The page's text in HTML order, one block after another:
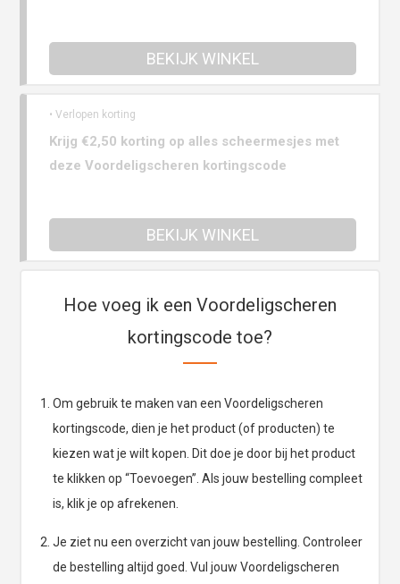
BEKIJK WINKEL
• Verlopen korting
Krijg €2,50 korting op alles scheermesjes met
deze Voordeligscheren kortingscode
BEKIJK WINKEL
Hoe voeg ik een Voordeligscheren
kortingscode toe?
Om gebruik te maken van een Voordeligscheren
kortingscode, dien je het product (of producten) te
kiezen wat je wilt kopen. Dit doe je door bij het product
te klikken op “Toevoegen”. Als jouw bestelling compleet
is, klik je op afrekenen.
Je ziet nu een overzicht van jouw bestelling. Controleer
de bestelling altijd goed. Vul jouw Voordeligscheren